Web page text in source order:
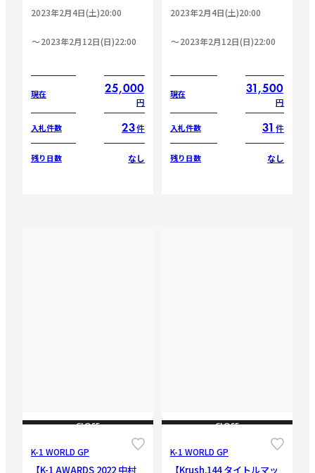
2023年2月4日(土)20:00
2023年2月12日(日)22:00
現在 25,000
円
入札件数 23件
残り日数 なし
2023年2月4日(土)20:00
2023年2月12日(日)22:00
現在 31,500
円
入札件数 31 件
残り日数 なし
CLOSE
K-1 WORLD GP
【K-1 AWARDS 2022 中村
CLOSE
K-1 WORLD GP
【Krush.144 タイトルマッ